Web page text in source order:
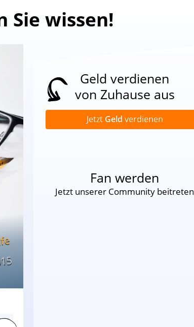
Sie wissen!
Geld verdienen
von Zuhause aus
Jetzt Geld verdienen
Fan werden
Jetzt unserer Community beitreten